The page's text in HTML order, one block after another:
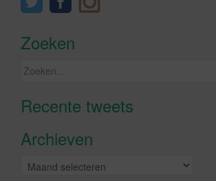
Zoeken
Zoeken
Recente tweetsKlik om marketing cookies te
Archieven
Archieven